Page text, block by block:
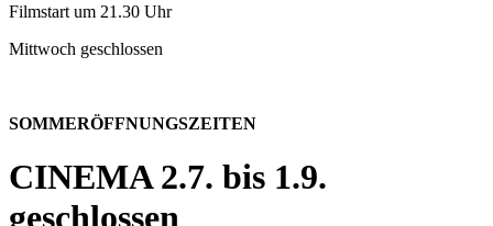
Filmstart um 21.30 Uhr
Mittwoch geschlossen
SOMMERÖFFNUNGSZEITEN
CINEMA2.7. bis 1.9.
geschlossen